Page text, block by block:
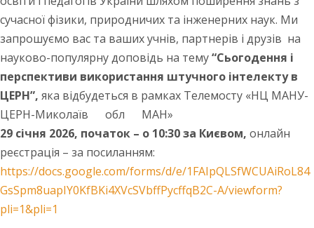
сучасної фізики, природничих та інженерних наук. Ми
запрошуємо вас та ваших учнів, партнерів і друзів на
науково-популярну доповідь на тему“Сьогодення і
перспективи використання штучного інтелекту в
ЦЕРН”, яка відбудеться в рамках Телемосту «НЦ МАНУ-
ЦЕРН-Миколаїв обл МАН»
29 січня 2026, початок – о 10:30 за Києвом, онлайн
реєстрація – за посиланням:
https://docs.google.com/forms/d/e/1FAIpQLSfWCUAiRoL84
GsSpm8uapIY0KfBKi4XVcSVbffPycffqB2C-A/viewform?
pli=1&pli=1